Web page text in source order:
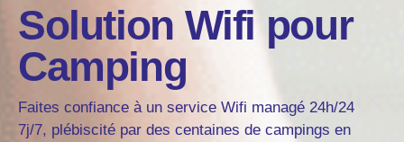
Solution Wifi pour
Camping
Faites confiance à un service Wifi managé 24h/24
7j/7, plébiscité par des centaines de campings en